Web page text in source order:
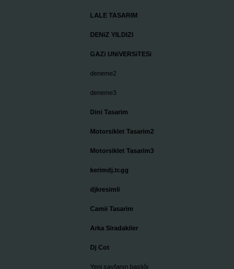
LALE TASARIM
DENiZ YILDIZI
GAZi UNiVERSiTESi
deneme2
deneme3
Dini Tasarim
Motorsiklet Tasarim2
Motorsiklet Tasarim3
kerimdj.tr.gg
djkresimli
Camii Tasarim
Arka Siradakiler
Dj Cot
Yeni sayfanın başlığı